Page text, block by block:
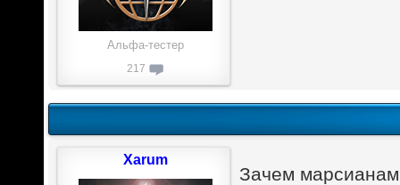
Альфа-тестер
217
Зачем
Xarum